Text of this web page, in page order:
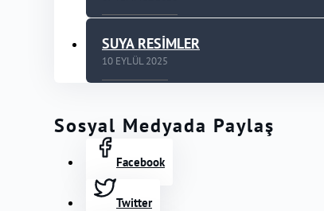
SUYA RESİMLER
10 EYLÜL 2025
Sosyal Medyada Paylaş
Facebook
Twitter